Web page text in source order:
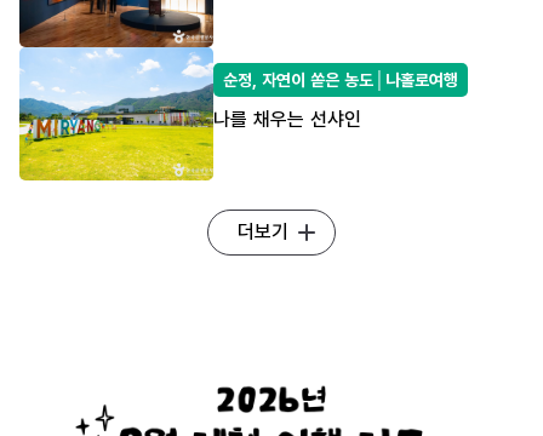
순정, 자연이 쏟은 농도│나홀로여행
나를 채우는 선샤인
더보기